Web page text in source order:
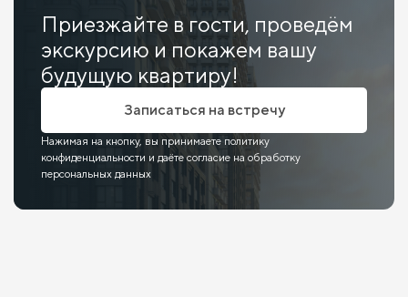
Приезжайте в гости, проведём
экскурсию и покажем вашу
будущую квартиру!
Записаться на встречу
Нажимая на кнопку, вы принимаете политику
конфиденциальности и даёте согласие на обработку
персональных данных